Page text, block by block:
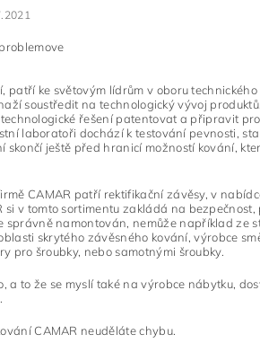
patří ke světovým lídrům v oboru
soustředit na technologický vývoj
řešení patentovat a připravit
laboratoři dochází k testování pevnosti,
skončí ještě před hranicí možností kování,
CAMAR patří rektifikační závěsy, v
si v tomto sortimentu zakládá na
správně namontován, nemůže například ze
skrytého závěsného kování, výrobce
pro šroubky, nebo samotnými šroubky.
a to že se myslí také na výrobce nábytku,
CAMAR neuděláte chybu.